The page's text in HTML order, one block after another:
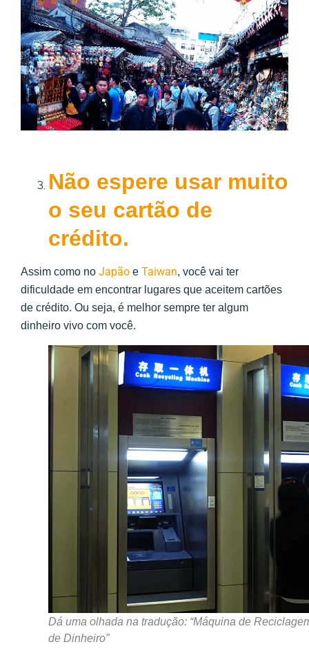
Não espere usar muito
o seu cartão de
crédito.
Assim como no Japão e Taiwan, você vai ter
dificuldade em encontrar lugares que aceitem cartões
de crédito. Ou seja, é melhor sempre ter algum
dinheiro vivo com você.
Dá uma olhada na tradução: “Máquina de
de Dinheiro”